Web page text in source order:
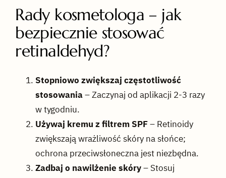
Rady kosmetologa – jak
bezpiecznie stosować
retinaldehyd?
Stopniowo zwiększaj częstotliwość
stosowania– Zaczynaj od aplikacji 2-3 razy
w tygodniu.
Używaj kremu z filtrem SPF– Retinoidy
zwiększają wrażliwość skóry na słońce;
ochrona przeciwsłoneczna jest niezbędna.
Zadbaj o nawilżenie skóry– Stosuj